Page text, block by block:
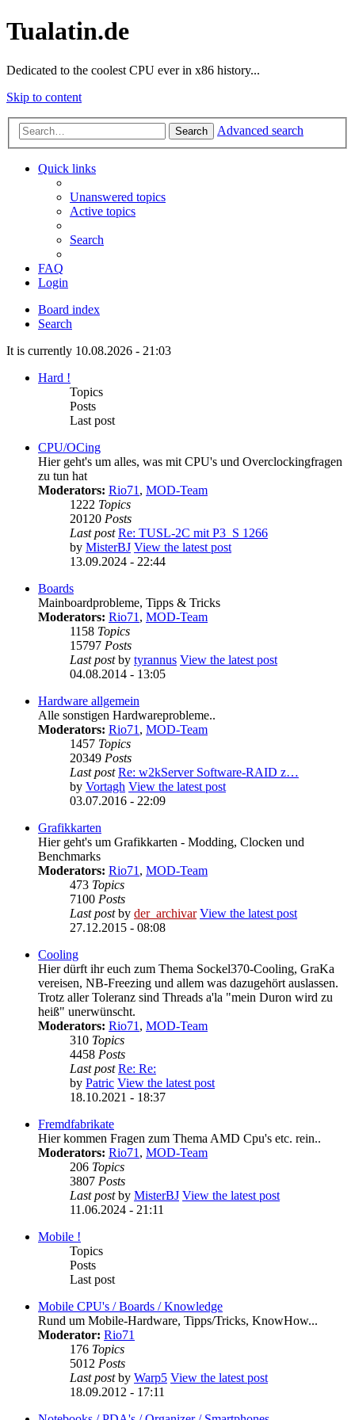
Tualatin.de
Dedicated to the coolest CPU ever in x86 history...
Skip to content
Search Advanced search
Quick links
Unanswered topics
Active topics
Search
FAQ
Login
Board index
Search
It is currently 10.08.2026 - 21:03
Hard !
Topics
Posts
Last post
CPU/OCing
Hier geht's um alles, was mit CPU's und Overclockingfragen
zu tun hat
Moderators: Rio71, MOD-Team
1222 Topics
20120 Posts
Last post Re: TUSL-2C mit P3_S 1266
by MisterBJ View the latest post
13.09.2024 - 22:44
Boards
Mainboardprobleme, Tipps & Tricks
Moderators: Rio71, MOD-Team
1158 Topics
15797 Posts
Last postby tyrannus View the latest post
04.08.2014 - 13:05
Hardware allgemein
Alle sonstigen Hardwareprobleme..
Moderators: Rio71, MOD-Team
1457 Topics
20349 Posts
Last post Re: w2kServer Software-RAID z…
by Vortagh View the latest post
03.07.2016 - 22:09
Grafikkarten
Hier geht's um Grafikkarten - Modding, Clocken und
Benchmarks
Moderators: Rio71, MOD-Team
473 Topics
7100 Posts
Last postby der_archivar View the latest post
27.12.2015 - 08:08
Cooling
Hier dürft ihr euch zum Thema Sockel370-Cooling, GraKa
vereisen, NB-Freezing und allem was dazugehört auslassen.
Trotz aller Toleranz sind Threads a'la "mein Duron wird zu
heiß" unerwünscht.
Moderators: Rio71, MOD-Team
310 Topics
4458 Posts
Last post Re: Re:
by Patric View the latest post
18.10.2021 - 18:37
Fremdfabrikate
Hier kommen Fragen zum Thema AMD Cpu's etc. rein..
Moderators: Rio71, MOD-Team
206 Topics
3807 Posts
Last postby MisterBJ View the latest post
11.06.2024 - 21:11
Mobile !
Topics
Posts
Last post
Mobile CPU's / Boards / Knowledge
Rund um Mobile-Hardware, Tipps/Tricks, KnowHow...
Moderator: Rio71
176 Topics
5012 Posts
Last postby Warp5 View the latest post
18.09.2012 - 17:11